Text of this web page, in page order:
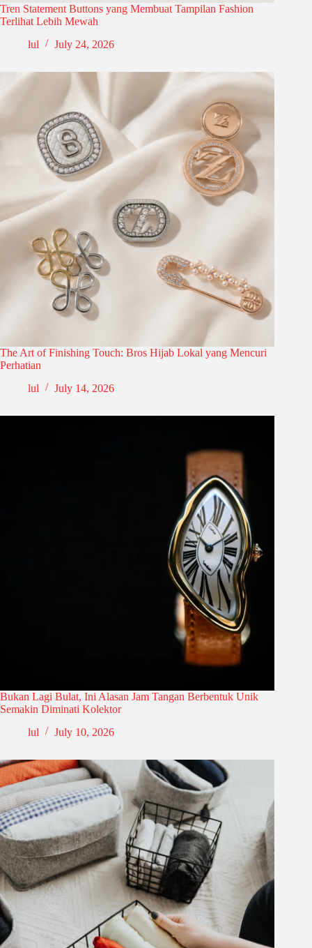
Tren Statement Buttons yang Membuat Tampilan Fashion
Terlihat Lebih Mewah
lul
July 24, 2026
The Art of Finishing Touch: Bros Hijab Lokal yang Mencuri
Perhatian
lul
July 14, 2026
Bukan Lagi Bulat, Ini Alasan Jam Tangan Berbentuk Unik
Semakin Diminati Kolektor
lul
July 10, 2026